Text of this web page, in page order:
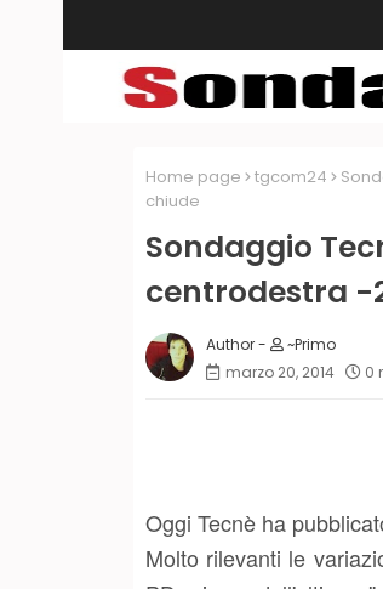
Home page tgcom24
chiude
Sondaggio
centrodestra -
~Primo
marzo 20, 2014
0
Oggi Tecnè ha
Molto rilevanti le